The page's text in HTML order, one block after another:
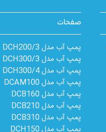
صفحات
پمپ آب مدل 3/DCH200
پمپ آب مدل 3/DCH300
پمپ آب مدل 4/DCH300
پمپ آب مدل DCAM100
پمپ آب مدل DCB160
پمپ آب مدل DCB210
پمپ آب مدل DCB310
پمپ آب مدل DCH150